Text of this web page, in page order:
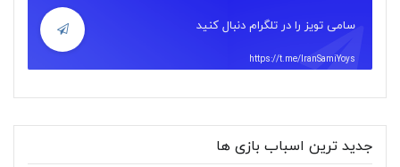
سامی تویز را در تلگرام دنبال کنید
https://t.me/IranSamiYoys
جدید ترین اسباب بازی ها